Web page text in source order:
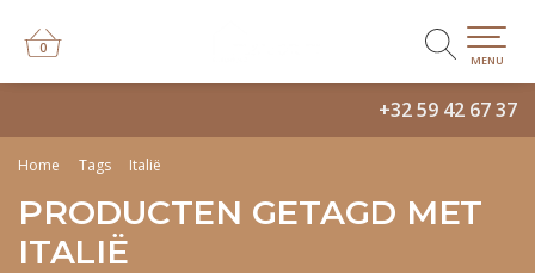
+32 59 42 67 37
0
0
MENU
Home Tags Italië
PRODUCTEN GETAGD MET
ITALIË